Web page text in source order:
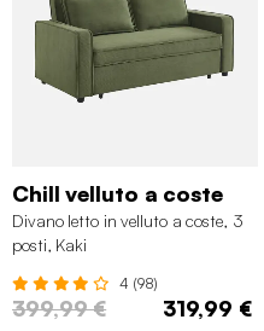
Chill velluto a coste
Divano letto in velluto a coste, 3
posti, Kaki
4 (98)
399,99 € 319,99 €